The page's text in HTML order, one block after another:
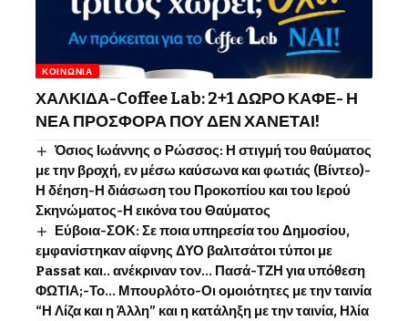
ΚΟΙΝΩΝΊΑ
ΧΑΛΚΙΔΑ-Coffee Lab: 2+1 ΔΩΡΟ ΚΑΦΕ- Η
ΝΕΑ ΠΡΟΣΦΟΡΑ ΠΟΥ ΔΕΝ ΧΑΝΕΤΑΙ!
Όσιος Ιωάννης o Ρώσσος: Η στιγμή του θαύματος
με την βροχή, εν μέσω καύσωνα και φωτιάς (Βίντεο)-
Η δέηση-Η διάσωση του Προκοπίου και του Ιερού
Σκηνώματος-Η εικόνα του Θαύματος
Εύβοια-ΣΟΚ: Σε ποια υπηρεσία του Δημοσίου,
εμφανίστηκαν αίφνης ΔΥΟ βαλιτσάτοι τύποι με
Passat και.. ανέκριναν τον… Πασά-ΤΖΗ για υπόθεση
ΦΩΤΙΑ;-Το… Μπουρλότο-Οι ομοιότητες με την ταινία
“Η Λίζα και η Άλλη” και η κατάληξη με την ταινία, Ηλία